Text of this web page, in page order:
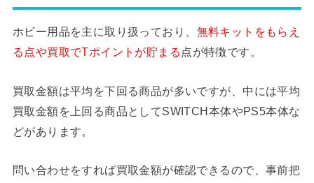
ホビー用品を主に取り扱っており、 無料キットをもらえ
る点や買取でTポイントが貯まる 点が特徴です。
買取金額は平均を下回る商品が多いですが、中には平均
買取金額を上回る商品としてSWITCH本体やPS5本体な
どがあります。
問い合わせをすれば買取金額が確認できるので、事前把